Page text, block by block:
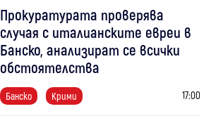
Прокуратурата проверява
случая с италианските евреи в
Банско, анализират се всички
обстоятелства
Банско Крими 17:00